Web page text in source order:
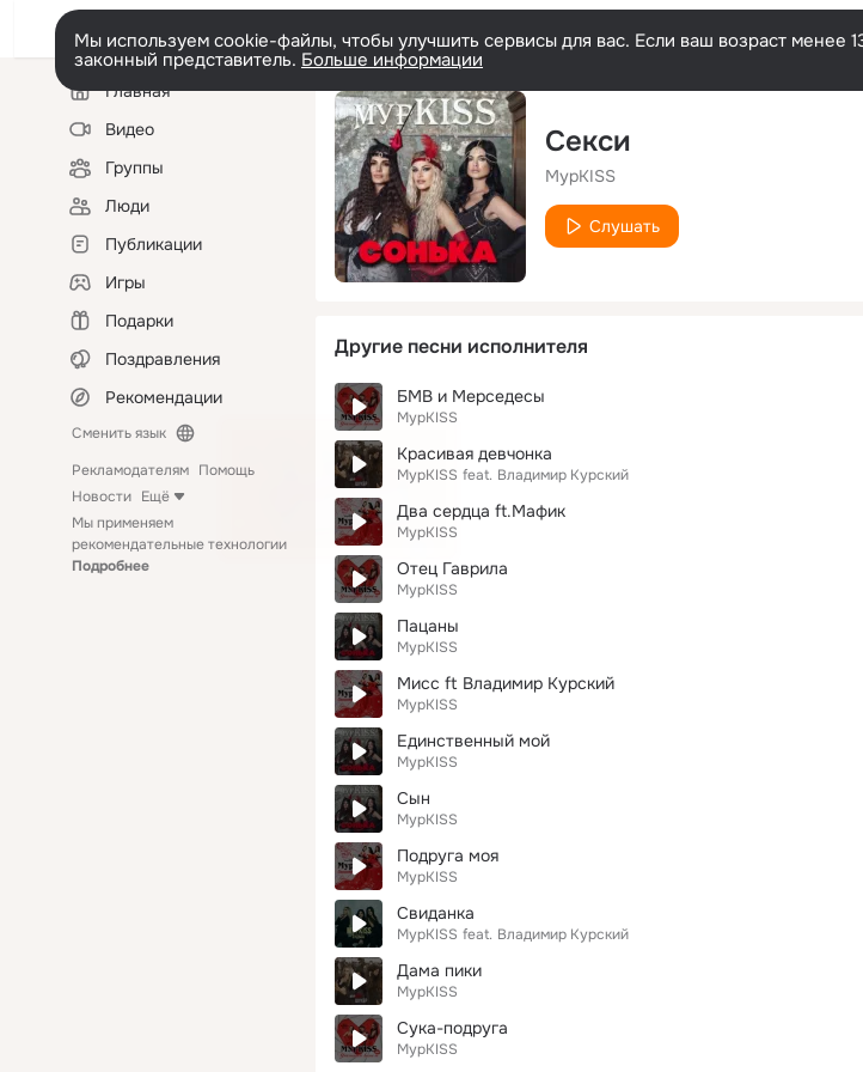
Мы используем cookie-файлы, чтобы улучшить сервисы для вас. Если ваш возраст менее
законный представитель. Больше информации
Левая
колонкаГлавная
Видео
Группы
Люди
Публикации
Игры
Подарки
Поздравления
Рекомендации
Сменить язык
Рекламодателям Помощь
Новости Ещё
Мы применяем
рекомендательные технологии
Подробнее
Секси
МурKISS
Слушать
Другие песни исполнителя
БМВ и Мерседесы
МурKISS
Красивая девчонка
МурKISS feat. Владимир Курский
Два сердца ft.Мафик
МурKISS
Отец Гаврила
МурKISS
Пацаны
МурKISS
Мисс ft Владимир Курский
МурKISS
Единственный мой
МурKISS
Сын
МурKISS
Подруга моя
МурKISS
Свиданка
МурKISS feat. Владимир Курский
Дама пики
МурKISS
Сука-подруга
МурKISS